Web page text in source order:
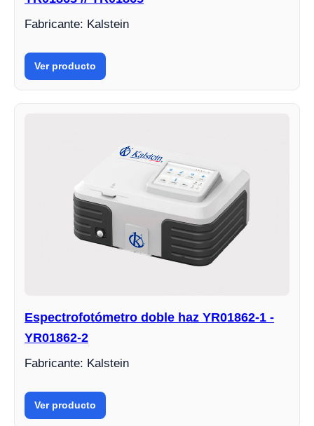
Fabricante: Kalstein
Ver producto
Espectrofotómetro doble haz YR01862-1 -
YR01862-2
Fabricante: Kalstein
Ver producto